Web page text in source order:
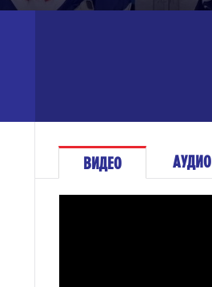
ВИДЕО АУДИО